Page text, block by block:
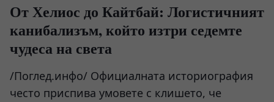
От Хелиос до Кайтбай: Логистичният
канибализъм, който изтри седемте
чудеса на света
/Поглед.инфо/ Официалната историография
често приспива умовете с клишето, че